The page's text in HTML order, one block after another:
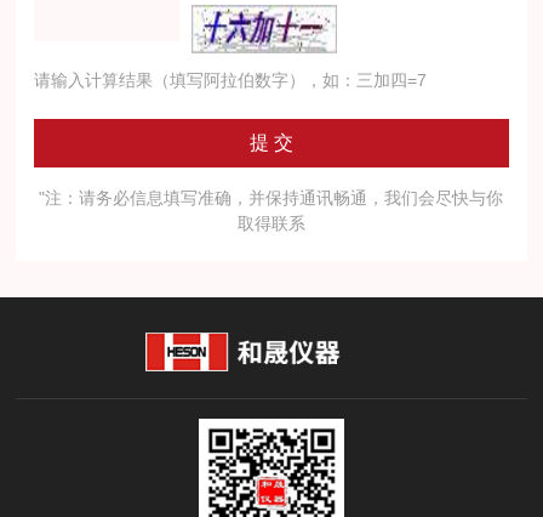
请输入计算结果（填写阿拉伯数字），如：三加四=7
"注：请务必信息填写准确，并保持通讯畅通，我们会尽快与你
取得联系